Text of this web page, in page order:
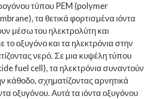
τύπου PEM (polymer
τα θετικά φορτισμένα ιόντα
μέσω του ηλεκτρολύτη και
το οξυγόνο και τα ηλεκτρόνια στην
νερό. Σε μια κυψέλη τύπου
fuel cell), τα ηλεκτρόνια συναντούν
κάθοδο, σχηματίζοντας αρνητικά
οξυγόνου. Αυτά τα ιόντα οξυγόνου